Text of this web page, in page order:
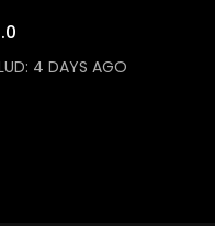
4 DAYS AGO